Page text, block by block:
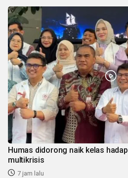
Humas didorong naik kelas
multikrisis
7 jam lalu